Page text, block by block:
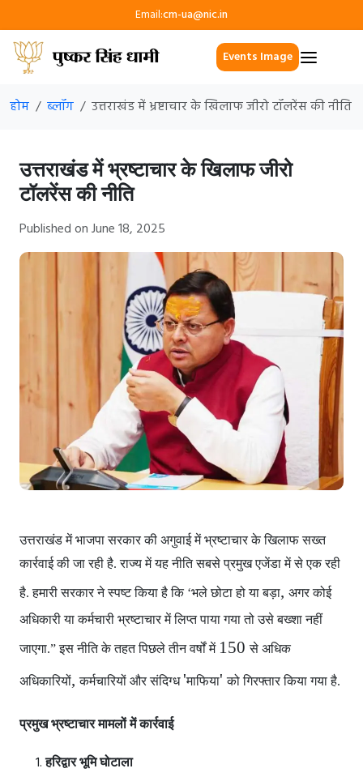
Email:cm-ua@nic.in
Events Image
होम ब्लॉग उत्तराखंड में भ्रष्टाचार के खिलाफ जीरो टॉलरेंस की नीति
उत्तराखंड में भ्रष्टाचार के खिलाफ जीरो
टॉलरेंस की नीति
Published on June 18, 2025
उत्तराखंड में भाजपा सरकार की अगुवाई में भ्रष्टाचार के खिलाफ सख्त
कार्रवाई की जा रही है. राज्य में यह नीति सबसे प्रमुख एजेंडा में से एक रही
है. हमारी सरकार ने स्पष्ट किया है कि ‘भले छोटा हो या बड़ा, अगर कोई
अधिकारी या कर्मचारी भ्रष्टाचार में लिप्त पाया गया तो उसे बख्शा नहीं
जाएगा.” इस नीति के तहत पिछले तीन वर्षों में 150से अधिक
अधिकारियों,कर्मचारियों और संदिग्ध 'माफिया'को गिरफ्तार किया गया है.
प्रमुख भ्रष्टाचार मामलों में कार्रवाई
हरिद्वार भूमि घोटाला